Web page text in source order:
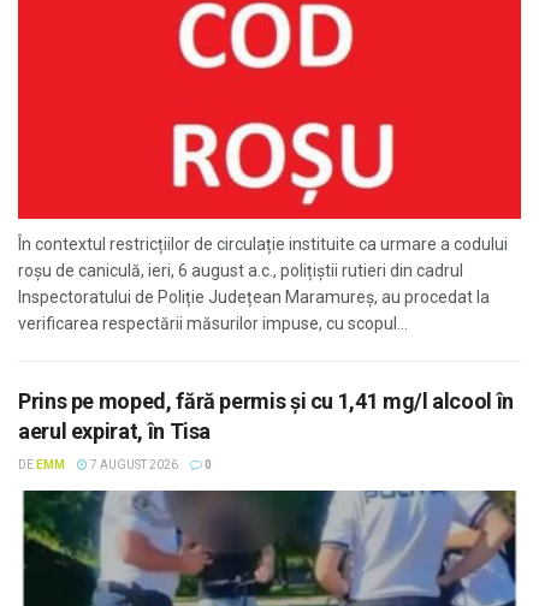
În contextul restricțiilor de circulație instituite ca urmare a codului
roșu de caniculă, ieri, 6 august a.c., polițiștii rutieri din cadrul
Inspectoratului de Poliție Județean Maramureș, au procedat la
verificarea respectării măsurilor impuse, cu scopul...
Prins pe moped, fără permis și cu 1,41 mg/l alcool în
aerul expirat, în Tisa
DE EMM 7 AUGUST 2026 0